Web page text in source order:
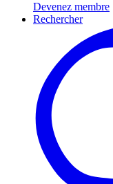
Devenez membre
Rechercher